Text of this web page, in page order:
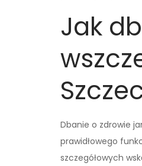
Jak
Dbanie o zdrowie
prawidłowego
szczegółowych